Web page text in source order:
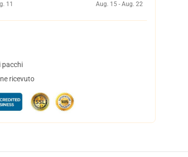
11
Aug. 15 - Aug. 22
pacchi
ricevuto